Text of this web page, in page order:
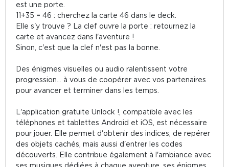
est une porte.
11+35 = 46 : cherchez la carte 46 dans le deck.
Elle s'y trouve ? La clef ouvre la porte : retournez la
carte et avancez dans l'aventure !
Sinon, c'est que la clef n'est pas la bonne.
Des énigmes visuelles ou audio ralentissent votre
progression... à vous de coopérer avec vos partenaires
pour avancer et terminer dans les temps.
L'application gratuite Unlock !, compatible avec les
téléphones et tablettes Android et iOS, est nécessaire
pour jouer. Elle permet d'obtenir des indices, de repérer
des objets cachés, mais aussi d'entrer les codes
découverts. Elle contribue également à l'ambiance avec
ses musiques dédiées à chaque aventure, ses énigmes